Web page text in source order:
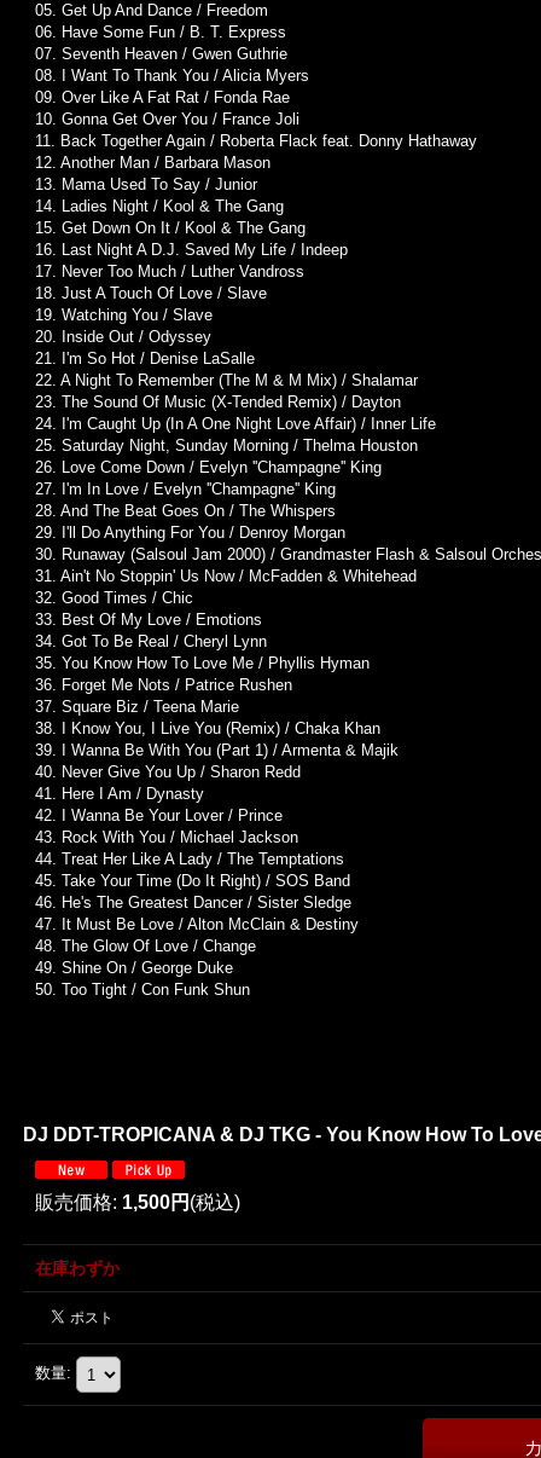
05. Get Up And Dance / Freedom
06. Have Some Fun / B. T. Express
07. Seventh Heaven / Gwen Guthrie
08. I Want To Thank You / Alicia Myers
09. Over Like A Fat Rat / Fonda Rae
10. Gonna Get Over You / France Joli
11. Back Together Again / Roberta Flack feat. Donny Hathaway
12. Another Man / Barbara Mason
13. Mama Used To Say / Junior
14. Ladies Night / Kool & The Gang
15. Get Down On It / Kool & The Gang
16. Last Night A D.J. Saved My Life / Indeep
17. Never Too Much / Luther Vandross
18. Just A Touch Of Love / Slave
19. Watching You / Slave
20. Inside Out / Odyssey
21. I'm So Hot / Denise LaSalle
22. A Night To Remember (The M & M Mix) / Shalamar
23. The Sound Of Music (X-Tended Remix) / Dayton
24. I'm Caught Up (In A One Night Love Affair) / Inner Life
25. Saturday Night, Sunday Morning / Thelma Houston
26. Love Come Down / Evelyn ''Champagne'' King
27. I'm In Love / Evelyn ''Champagne'' King
28. And The Beat Goes On / The Whispers
29. I'll Do Anything For You / Denroy Morgan
30. Runaway (Salsoul Jam 2000) / Grandmaster Flash & Salsoul
31. Ain't No Stoppin' Us Now / McFadden & Whitehead
32. Good Times / Chic
33. Best Of My Love / Emotions
34. Got To Be Real / Cheryl Lynn
35. You Know How To Love Me / Phyllis Hyman
36. Forget Me Nots / Patrice Rushen
37. Square Biz / Teena Marie
38. I Know You, I Live You (Remix) / Chaka Khan
39. I Wanna Be With You (Part 1) / Armenta & Majik
40. Never Give You Up / Sharon Redd
41. Here I Am / Dynasty
42. I Wanna Be Your Lover / Prince
43. Rock With You / Michael Jackson
44. Treat Her Like A Lady / The Temptations
45. Take Your Time (Do It Right) / SOS Band
46. He's The Greatest Dancer / Sister Sledge
47. It Must Be Love / Alton McClain & Destiny
48. The Glow Of Love / Change
49. Shine On / George Duke
50. Too Tight / Con Funk Shun
DJ DDT-TROPICANA & DJ TKG - You Know How To
販売価格: 1,500円 (税込)
在庫わずか
数量: